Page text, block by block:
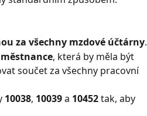
za všechny mzdové účtárny.
, která by měla být
součet za všechny pracovní
10038, 10039 a 10452 tak, aby